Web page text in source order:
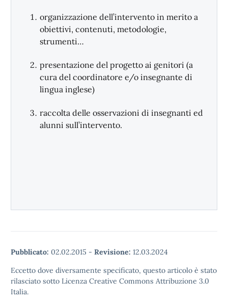
organizzazione dell’intervento in merito a
obiettivi, contenuti, metodologie,
strumenti…
presentazione del progetto ai genitori (a
cura del coordinatore e/o insegnante di
lingua inglese)
raccolta delle osservazioni di insegnanti ed
alunni sull’intervento.
Pubblicato: 02.02.2015 - Revisione: 12.03.2024
Eccetto dove diversamente specificato, questo articolo è stato
rilasciato sotto Licenza Creative Commons Attribuzione 3.0
Italia.